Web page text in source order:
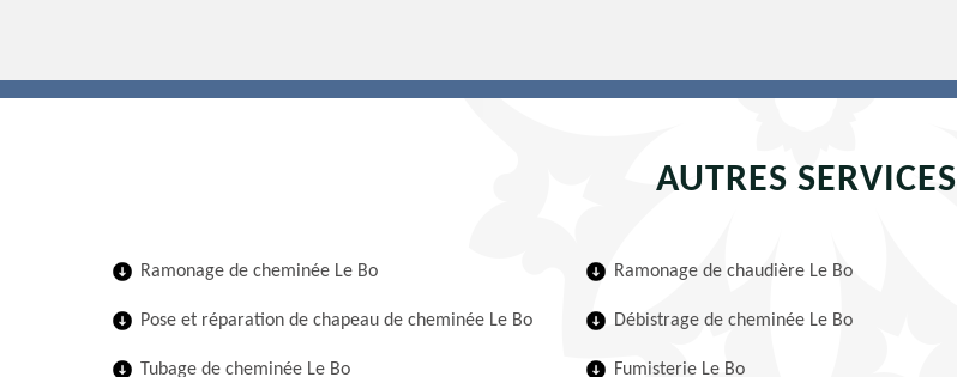
AUTRES SERVICES
Ramonage de cheminée Le Bo
Pose et réparation de chapeau de cheminée Le Bo
Tubage de cheminée Le Bo
Ramonage de chaudière Le Bo
Débistrage de cheminée Le Bo
Fumisterie Le Bo